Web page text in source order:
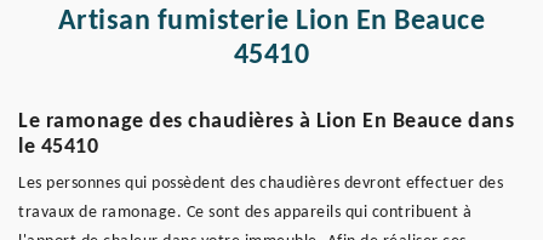
Artisan fumisterie Lion En Beauce
45410
Le ramonage des chaudières à Lion En Beauce dans
le 45410
Les personnes qui possèdent des chaudières devront effectuer des
travaux de ramonage. Ce sont des appareils qui contribuent à